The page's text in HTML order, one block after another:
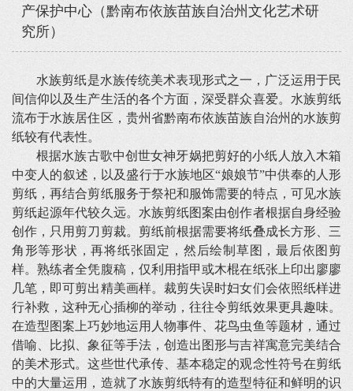
产保护中心（黔南布依族苗族自治州文化艺术研
究所）
水族剪纸是水族传统美术表现形式之一，广泛运用于民
间信仰以及生产生活的各个方面，深受群众喜爱。水族剪纸
流布于水族居住区，贵州省黔南布依族苗族自治州的水族剪
纸较有代表性。
根据水族古歌中创世女神牙娲把剪好的小纸人放入木箱
中变人的叙述，以及盛行于水族地区“娘娘节”中供奉的人形
剪纸，再结合剪纸服务于祭祀和服饰需要的特点，可见水族
剪纸起源年代较久远。水族剪纸图案由创作者根据自身经验
创作，只用剪刀剪裁。剪纸前根据需要将纸叠成长方形、三
角形等形状，再将纸张固定，然后绘制草图，最后依图剪
样。熟练者全凭腹稿，仅利用指甲或木棍在纸张上印出廖廖
几笔，即可剪出精美画样。裁剪失误时妇女们会依照纸样进
行补救，这种无心插柳的举动，往往令剪纸效果更具趣味。
在造型图案上巧妙地运用人物事件、花鸟虫鱼等题材，通过
借喻、比拟、象征等手法，创造出图形与吉祥寓意完美结合
的美术形式。这些世代承传、基本稳定的观念性符号在剪纸
中的大量运用，造就了水族剪纸特有的造型特征和鲜明的识